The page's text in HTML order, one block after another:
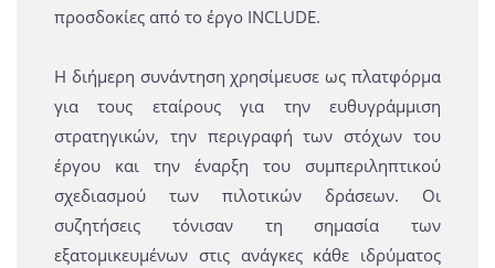
προσδοκίες από το έργο INCLUDE.
Η διήμερη συνάντηση χρησίμευσε ως πλατφόρμα
για τους εταίρους για την ευθυγράμμιση
στρατηγικών, την περιγραφή των στόχων του
έργου και την έναρξη του συμπεριληπτικού
σχεδιασμού των πιλοτικών δράσεων. Οι
συζητήσεις τόνισαν τη σημασία των
εξατομικευμένων στις ανάγκες κάθε ιδρύματος